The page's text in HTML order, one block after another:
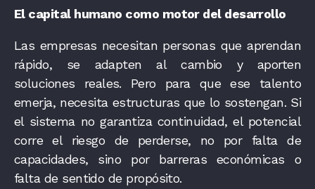
El capital humano como motor del desarrollo
Las empresas necesitan personas que aprendan
rápido, se adapten al cambio y aporten
soluciones reales. Pero para que ese talento
emerja, necesita estructuras que lo sostengan. Si
el sistema no garantiza continuidad, el potencial
corre el riesgo de perderse, no por falta de
capacidades, sino por barreras económicas o
falta de sentido de propósito.